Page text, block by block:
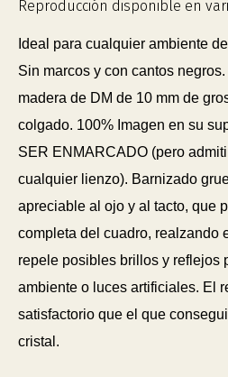
Reproducción disponible en
Ideal para cualquier ambiente
Sin marcos y con cantos
madera de DM de 10 mm de
colgado. 100% Imagen en su
SER ENMARCADO (pero
cualquier lienzo). Barnizado
apreciable al ojo y al tacto, que
completa del cuadro, realzando
repele posibles brillos y reflejos
ambiente o luces artificiales. El
satisfactorio que el que
cristal.